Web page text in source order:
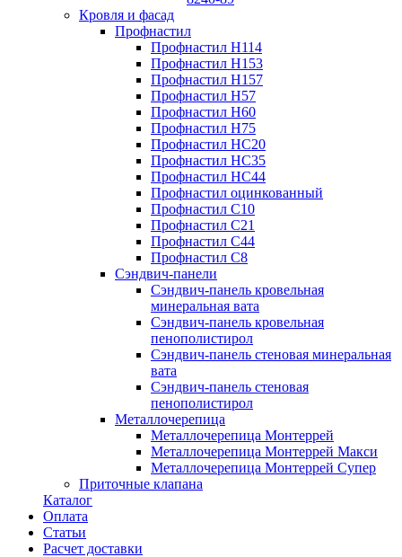
Кровля и фасад
Профнастил
Профнастил Н114
Профнастил Н153
Профнастил Н157
Профнастил Н57
Профнастил Н60
Профнастил Н75
Профнастил НС20
Профнастил НС35
Профнастил НС44
Профнастил оцинкованный
Профнастил С10
Профнастил С21
Профнастил С44
Профнастил С8
Сэндвич-панели
Сэндвич-панель кровельная
минеральная вата
Сэндвич-панель кровельная
пенополистирол
Сэндвич-панель стеновая минеральная
вата
Сэндвич-панель стеновая
пенополистирол
Металлочерепица
Металлочерепица Монтеррей
Металлочерепица Монтеррей Макси
Металлочерепица Монтеррей Супер
Приточные клапана
Каталог
Оплата
Статьи
Расчет доставки